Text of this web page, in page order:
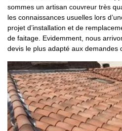
sommes un artisan couvreur très
les connaissances usuelles lors
projet d’installation et de
de faitage. Evidemment, nous
devis le plus adapté aux demandes